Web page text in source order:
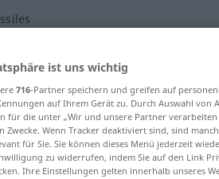
für "lance-missiles"
ist uns wichtig
716-Partner speichern und greifen auf
auf Ihrem Gerät zu. Durch Auswahl von
für die unter „Wir und unsere Partner
Zwecke. Wenn Tracker deaktiviert sind, sind
für Sie. Sie können dieses Menü jederzeit
zu widerrufen, indem Sie auf den Link
Ihre Einstellungen gelten innerhalb unseres